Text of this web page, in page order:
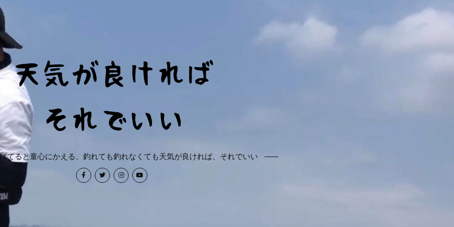
てると童心にかえる、釣れても釣れなくても天気が良ければ、それでいい